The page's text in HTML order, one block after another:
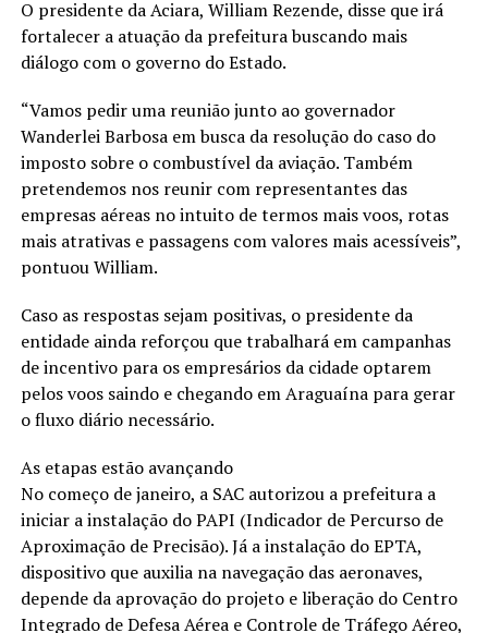
O presidente da Aciara, William Rezende, disse que irá
fortalecer a atuação da prefeitura buscando mais
diálogo com o governo do Estado.
“Vamos pedir uma reunião junto ao governador
Wanderlei Barbosa em busca da resolução do caso do
imposto sobre o combustível da aviação. Também
pretendemos nos reunir com representantes das
empresas aéreas no intuito de termos mais voos, rotas
mais atrativas e passagens com valores mais acessíveis”,
pontuou William.
Caso as respostas sejam positivas, o presidente da
entidade ainda reforçou que trabalhará em campanhas
de incentivo para os empresários da cidade optarem
pelos voos saindo e chegando em Araguaína para gerar
o fluxo diário necessário.
As etapas estão avançando
No começo de janeiro, a SAC autorizou a prefeitura a
iniciar a instalação do PAPI (Indicador de Percurso de
Aproximação de Precisão). Já a instalação do EPTA,
dispositivo que auxilia na navegação das aeronaves,
depende da aprovação do projeto e liberação do Centro
Integrado de Defesa Aérea e Controle de Tráfego Aéreo,